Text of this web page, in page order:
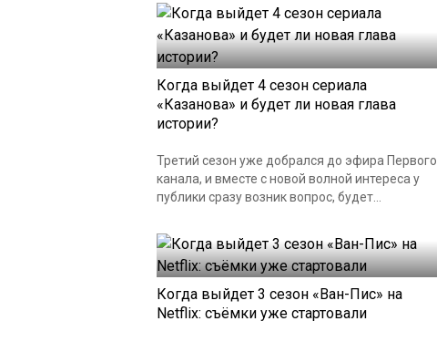
Когда выйдет 4 сезон сериала
«Казанова» и будет ли новая глава
истории?
Третий сезон уже добрался до эфира Первого
канала, и вместе с новой волной интереса у
публики сразу возник вопрос, будет...
Когда выйдет 3 сезон «Ван-Пис» на
Netflix: съёмки уже стартовали